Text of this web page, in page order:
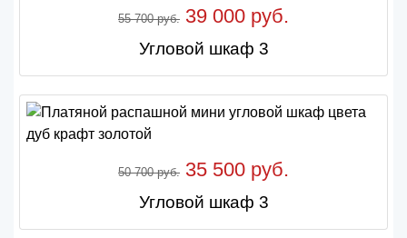
55 700 руб. 39 000 руб.
Угловой шкаф 3
50 700 руб. 35 500 руб.
Угловой шкаф 3